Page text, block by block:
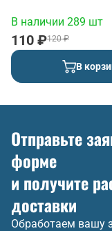
В наличии 289 шт
120 ₽
110 ₽
В
Отправьте
форме
и получите
доставки
Обработаем вашу